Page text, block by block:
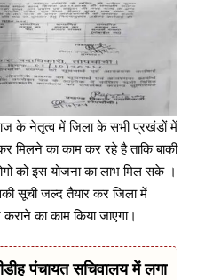
के नेतृत्व में जिला के सभी प्रखंडों में
मिलने का काम कर रहे है ताकि बाकी
को इस योजना का लाभ मिल सके ।
सूची जल्द तैयार कर जिला में
का काम किया जाएगा।
पंचायत सचिवालय में लगा